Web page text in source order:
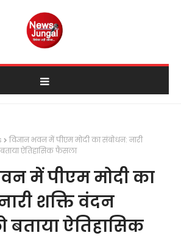
विज्ञान भवन में पीएम मोदी का संबोधन: नारी
ऐतिहासिक फैसला
में पीएम मोदी का
शक्ति वंदन
ऐतिहासिक